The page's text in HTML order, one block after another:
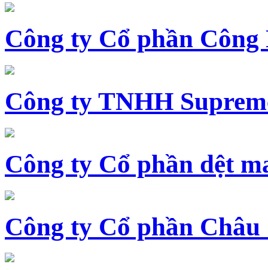
Công ty Cổ phần Công
Công ty TNHH
Công ty Cổ phần dệt
Công ty Cổ phần Châu